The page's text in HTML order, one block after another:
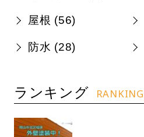
屋根 (56)
防水 (28)
ランキング RANKING